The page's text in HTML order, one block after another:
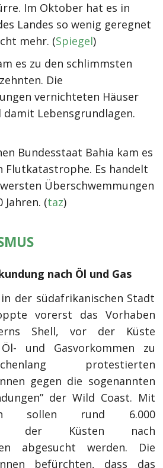
Im Oktober hat es in
Landes so wenig geregnet
mehr. (Spiegel)
es zu den schlimmsten
Die
vernichteten Häuser
damit Lebensgrundlagen.
Bundesstaat Bahia kam es
Flutkatastrophe. Es handelt
Überschwemmungen
(taz)
nach Öl und Gas
der südafrikanischen Stadt
vorerst das Vorhaben
Shell, vor der Küste
und Gasvorkommen zu
protestierten
gegen die sogenannten
der Wild Coast. Mit
sollen rund 6.000
der Küsten nach
abgesucht werden. Die
befürchten, dass das